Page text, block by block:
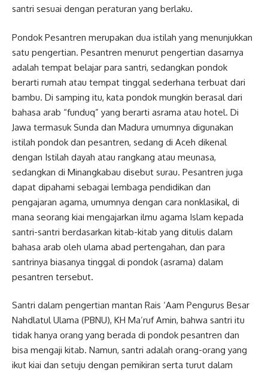
santri sesuai dengan peraturan yang berlaku.
Pondok Pesantren merupakan dua istilah yang menunjukkan
satu pengertian. Pesantren menurut pengertian dasarnya
adalah tempat belajar para santri, sedangkan pondok
berarti rumah atau tempat tinggal sederhana terbuat dari
bambu. Di samping itu, kata pondok mungkin berasal dari
bahasa arab “funduq” yang berarti asrama atau hotel. Di
Jawa termasuk Sunda dan Madura umumnya digunakan
istilah pondok dan pesantren, sedang di Aceh dikenal
dengan Istilah dayah atau rangkang atau meunasa,
sedangkan di Minangkabau disebut surau. Pesantren juga
dapat dipahami sebagai lembaga pendidikan dan
pengajaran agama, umumnya dengan cara nonklasikal, di
mana seorang kiai mengajarkan ilmu agama Islam kepada
santri-santri berdasarkan kitab-kitab yang ditulis dalam
bahasa arab oleh ulama abad pertengahan, dan para
santrinya biasanya tinggal di pondok (asrama) dalam
pesantren tersebut.
Santri dalam pengertian mantan Rais ‘Aam Pengurus Besar
Nahdlatul Ulama (PBNU), KH Ma’ruf Amin, bahwa santri itu
tidak hanya orang yang berada di pondok pesantren dan
bisa mengaji kitab. Namun, santri adalah orang-orang yang
ikut kiai dan setuju dengan pemikiran serta turut dalam